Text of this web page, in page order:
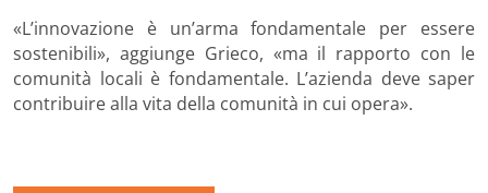
«L’innovazione è un’arma fondamentale per essere
sostenibili», aggiunge Grieco, «ma il rapporto con le
comunità locali è fondamentale. L’azienda deve saper
contribuire alla vita della comunità in cui opera».